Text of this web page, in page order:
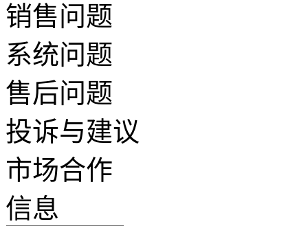
销售问题
系统问题
售后问题
投诉与建议
市场合作
信息